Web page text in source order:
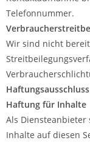
Telefonnummer.
Wir sind nicht
Haftungsausschluss
Haftung für Inhalte
Als Diensteanbieter
Inhalte auf diesen